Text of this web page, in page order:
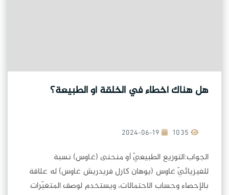
هل هناك أخطاء في الخلقة أو الطبيعة؟
2024-06-19
الجواب:التوزيع الطبيعيّ أو منحنى (غاوس) نسبة
للفيزيائيّ غاوس (يوهان كارل فريدريش غاوس) له علاقة
بالإحصاء وحساب الاحتمالات، ويستخدم لوصف المتغيّرات